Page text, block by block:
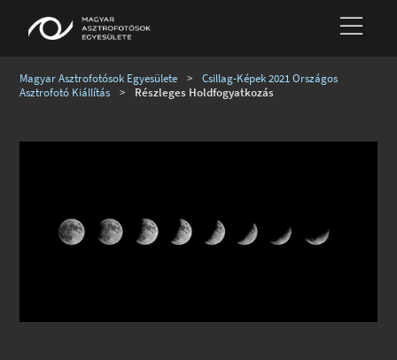
Magyar Asztrofotósok Egyesülete >
Csillag-Képek 2021 Országos
Asztrofotó Kiállítás
> Részleges Holdfogyatkozás